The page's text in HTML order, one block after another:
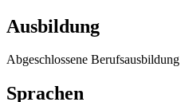
Ausbildung
Abgeschlossene Berufsausbildung
Sprachen